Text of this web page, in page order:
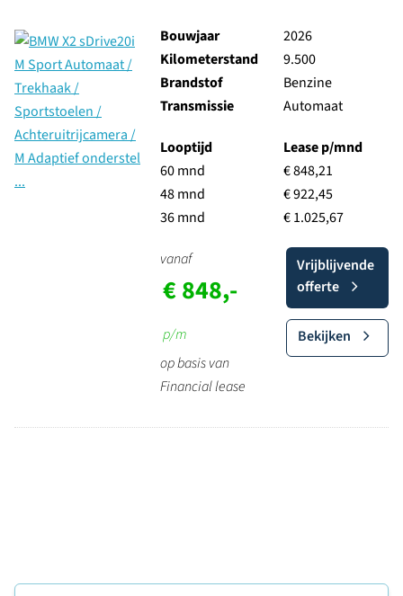
Bouwjaar
2026
Kilometerstand
9.500
Brandstof
Benzine
Transmissie
Automaat
Looptijd
60 mnd
48 mnd
36 mnd
Lease p/mnd
€ 848,21
€ 922,45
€ 1.025,67
vanaf
€ 848,-
p/m
op basis van
Financial lease
Vrijblijvende
offerte
Bekijken